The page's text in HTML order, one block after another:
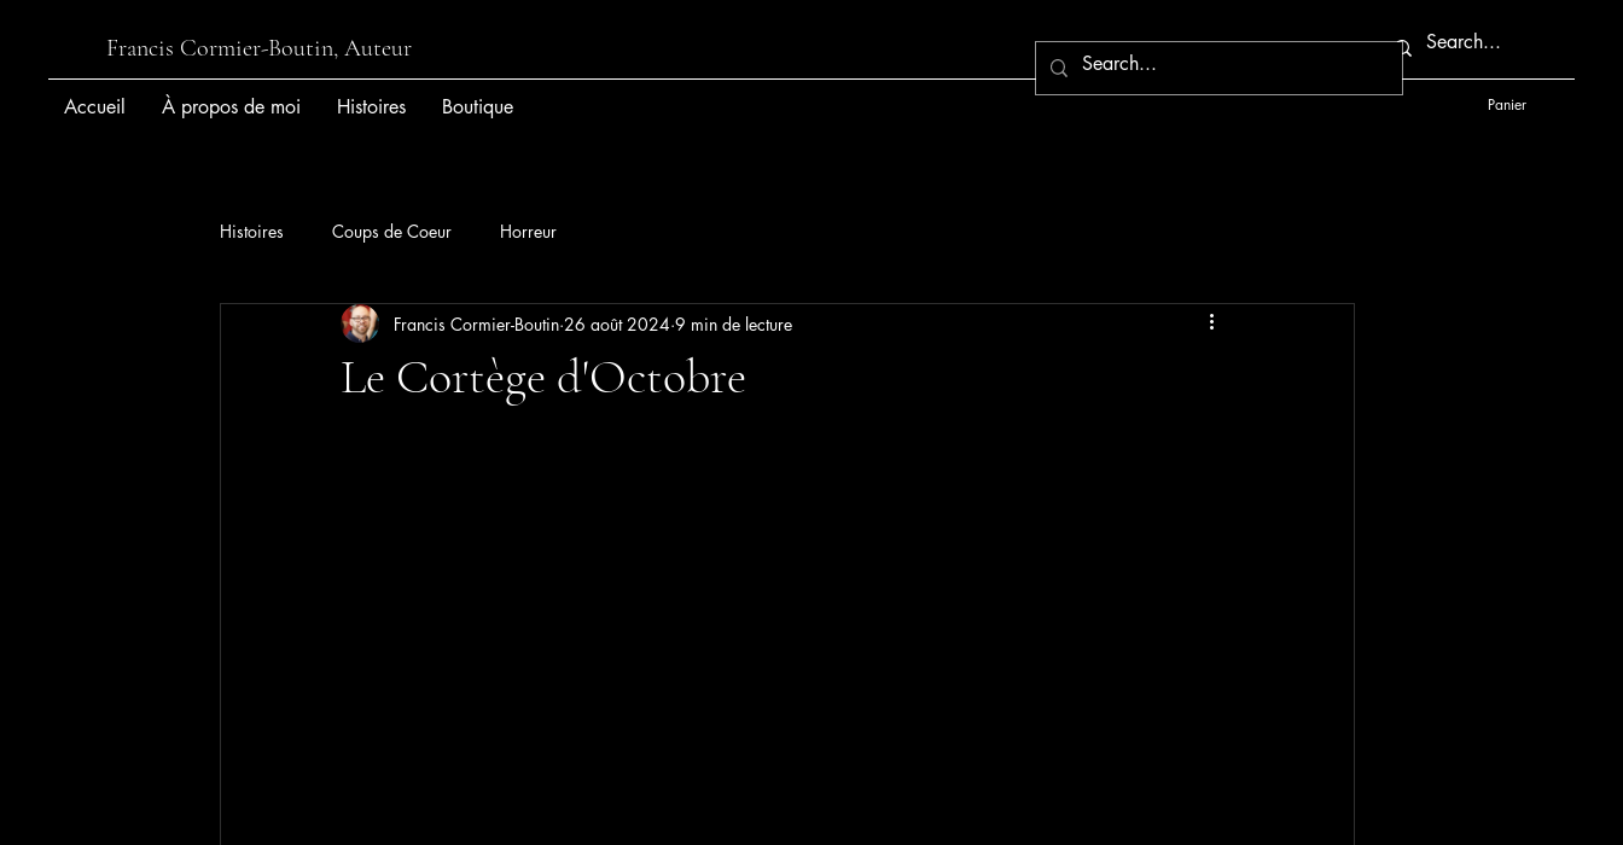
Francis Cormier-Boutin, Auteur
Accueil À propos de moi Histoires Boutique Panier
Histoires Coups de Coeur Horreur
Le Cortège d'Octobre
Francis Cormier-Boutin 26 août 2024 9 min de lecture